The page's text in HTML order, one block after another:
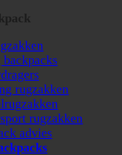
rugzakken
rugzakken
advies